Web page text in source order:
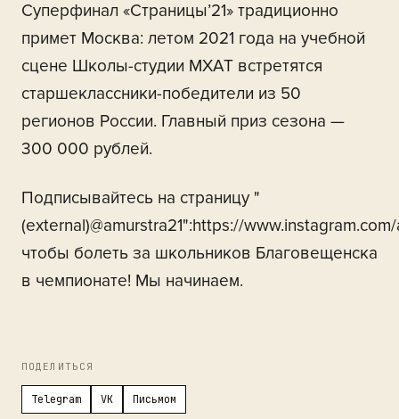
Суперфинал «Страницы’21» традиционно
примет Москва: летом 2021 года на учебной
сцене Школы-студии МХАТ встретятся
старшеклассники-победители из 50
регионов России. Главный приз сезона —
300 000 рублей.
Подписывайтесь на страницу "
(external)@amurstra21":https://
чтобы болеть за школьников Благовещенска
в чемпионате! Мы начинаем.
ПОДЕЛИТЬСЯ
Telegram VK Письмом